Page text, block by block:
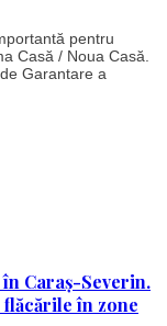
pentru
Casă / Noua Casă.
Garantare a
Caraș-Severin.
în zone